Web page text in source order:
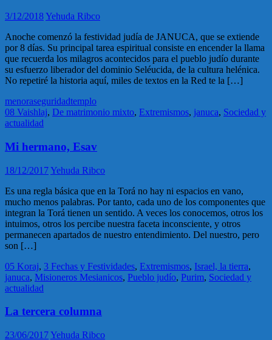
3/12/2018Yehuda Ribco
Anoche comenzó la festividad judía de JANUCA, que se extiende
por 8 días. Su principal tarea espiritual consiste en encender la llama
que recuerda los milagros acontecidos para el pueblo judío durante
su esfuerzo liberador del dominio Seléucida, de la cultura helénica.
No repetiré la historia aquí, miles de textos en la Red te la […]
menoraseguridadtemplo
08 Vaishlaj, De matrimonio mixto, Extremismos, januca, Sociedad y
actualidad
Mi hermano, Esav
18/12/2017Yehuda Ribco
Es una regla básica que en la Torá no hay ni espacios en vano,
mucho menos palabras. Por tanto, cada uno de los componentes que
integran la Torá tienen un sentido. A veces los conocemos, otros los
intuimos, otros los percibe nuestra faceta inconsciente, y otros
permanecen apartados de nuestro entendimiento. Del nuestro, pero
son […]
05 Koraj, 3 Fechas y Festividades, Extremismos, Israel, la tierra,
januca, Misioneros Mesianicos, Pueblo judío, Purim, Sociedad y
actualidad
La tercera columna
23/06/2017Yehuda Ribco